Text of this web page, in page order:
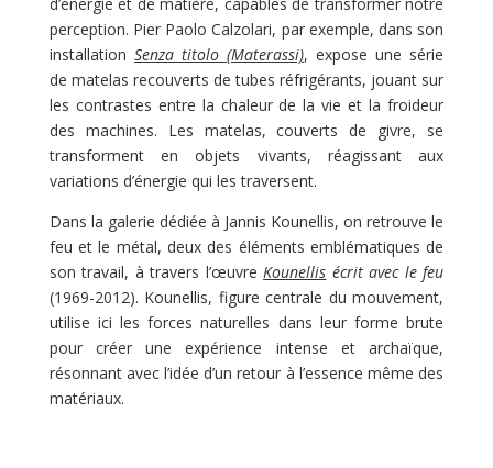
perception. Pier Paolo Calzolari, par exemple, dans son
installation Senza titolo (Materassi), expose une série
de matelas recouverts de tubes réfrigérants, jouant sur
les contrastes entre la chaleur de la vie et la froideur
des machines. Les matelas, couverts de givre, se
transforment en objets vivants, réagissant aux
variations d’énergie qui les traversent.
Dans la galerie dédiée à Jannis Kounellis, on retrouve le
feu et le métal, deux des éléments emblématiques de
son travail, à travers l’œuvre Kounellis écrit avec le feu
(1969-2012). Kounellis, figure centrale du mouvement,
utilise ici les forces naturelles dans leur forme brute
pour créer une expérience intense et archaïque,
résonnant avec l’idée d’un retour à l’essence même des
matériaux.